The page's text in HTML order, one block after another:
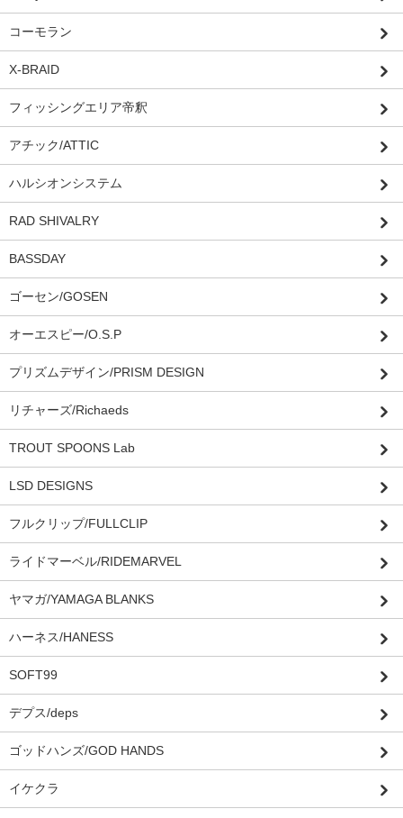
コーモラン
X-BRAID
フィッシングエリア帝釈
アチック/ATTIC
ハルシオンシステム
RAD SHIVALRY
BASSDAY
ゴーセン/GOSEN
オーエスピー/O.S.P
プリズムデザイン/PRISM DESIGN
リチャーズ/Richaeds
TROUT SPOONS Lab
LSD DESIGNS
フルクリップ/FULLCLIP
ライドマーベル/RIDEMARVEL
ヤマガ/YAMAGA BLANKS
ハーネス/HANESS
SOFT99
デプス/deps
ゴッドハンズ/GOD HANDS
イケクラ